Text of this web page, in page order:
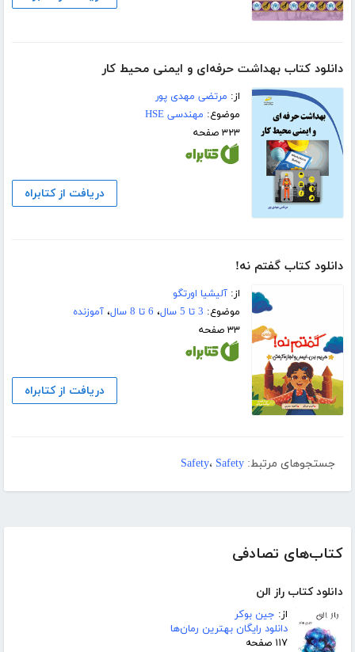
کتاب‌های تصادفی
دانلود کتاب راز الن
از: جین بوکر
دانلود رایگان بهترین رمان‌ها
۱۱۷ صفحه
دانلود کتاب بهداشت حرفه‌ای و ایمنی محیط کار
از: مرتضی مهدی پور
موضوع: مهندسی HSE
۳۲۳ صفحه
دریافت از کتابراه
دانلود کتاب گفتم نه!
از:آلیشیا اورتگو
موضوع: 3 تا 5 سال ، 6 تا 8 سال ،آموزنده
۳۳ صفحه
دریافت از کتابراه
جستجوهای مرتبط: Safety، Safety